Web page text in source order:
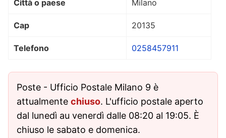
Città o paese Milano
Cap 20135
Telefono 0258457911
Poste - Ufficio Postale Milano 9 è
attualmente chiuso. L'ufficio postale aperto
dal lunedì au venerdì dalle 08:20 al 19:05. È
chiuso le sabato e domenica.